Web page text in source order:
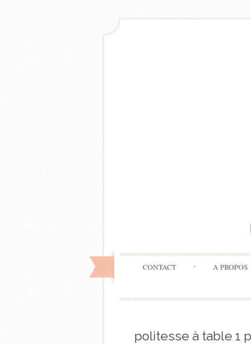
CONTACT A PROPOS
politesse à table 1